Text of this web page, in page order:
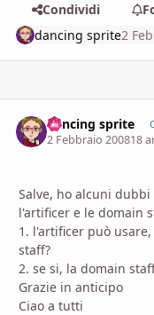
Condividi
dancing sprite2
dancing sprite
2 Febbraio 200818
Salve, ho alcuni
l'artificer e le domain
1. l'artificer può
staff?
2. se si, la domain
Grazie in anticipo
Ciao a tutti